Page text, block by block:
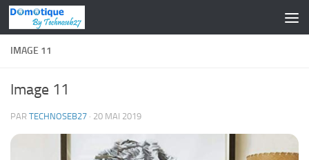
Skip to content
IMAGE 11
Image 11
PAR TECHNOSEB27 · 20 MAI 2019